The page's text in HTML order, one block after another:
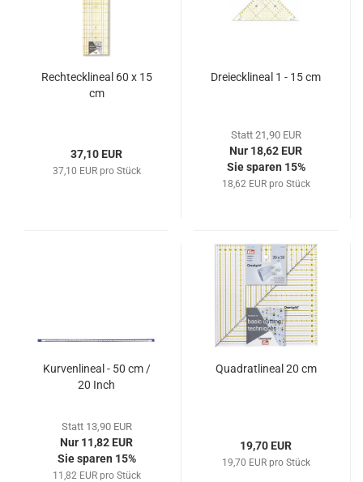
Rechtecklineal 60 x 15
cm
37,10 EUR
37,10 EUR pro Stück
Dreiecklineal 1 - 15 cm
Statt 21,90 EUR
Nur 18,62 EUR
Sie sparen 15%
18,62 EUR pro Stück
Kurvenlineal - 50 cm /
20 Inch
Statt 13,90 EUR
Nur 11,82 EUR
Sie sparen 15%
11,82 EUR pro Stück
Quadratlineal 20 cm
19,70 EUR
19,70 EUR pro Stück